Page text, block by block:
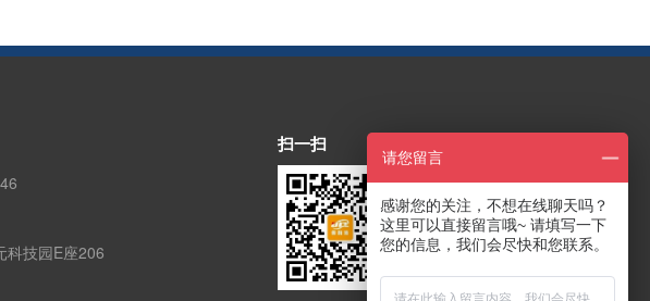
科技园E座206
扫一扫
请您留言
感谢您的关注，不想在线聊天吗？
这里可以直接留言哦~ 请填写一下
您的信息，我们会尽快和您联系。